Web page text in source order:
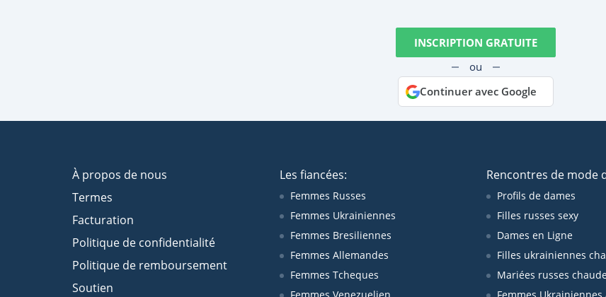
INSCRIPTION GRATUITE
ou
Continuer avec Google
À propos de nous
Termes
Facturation
Politique de confidentialité
Politique de remboursement
Soutien
Les fiancées:
Femmes Russes
Femmes Ukrainiennes
Femmes Bresiliennes
Femmes Allemandes
Femmes Tcheques
Rencontres de mode
Profils de dames
Filles russes sexy
Dames en Ligne
Filles ukrainiennes
Mariées russes